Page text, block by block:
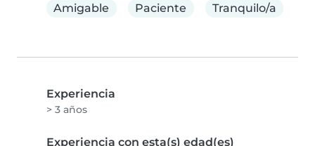
Amigable
Paciente Tranquilo/a
Experiencia
> 3 años
Experiencia con esta(s) edad(es)